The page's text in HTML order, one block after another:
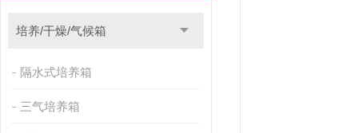
培养/干燥/气候箱
隔水式培养箱
三气培养箱